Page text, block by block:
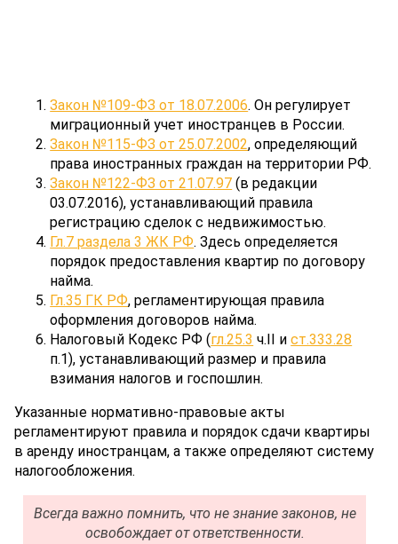
Закон №109-ФЗ от 18.07.2006. Он регулирует
миграционный учет иностранцев в России.
Закон №115-ФЗ от 25.07.2002, определяющий
права иностранных граждан на территории РФ.
Закон №122-ФЗ от 21.07.97 (в редакции
03.07.2016), устанавливающий правила
регистрацию сделок с недвижимостью.
Гл.7 раздела 3 ЖК РФ. Здесь определяется
порядок предоставления квартир по договору
найма.
Гл.35 ГК РФ, регламентирующая правила
оформления договоров найма.
Налоговый Кодекс РФ (гл.25.3 ч.II ист.333.28
п.1), устанавливающий размер и правила
взимания налогов и госпошлин.
Указанные нормативно-правовые акты
регламентируют правила и порядок сдачи квартиры
в аренду иностранцам, а также определяют систему
налогообложения.
Всегда важно помнить, что не знание законов, не
освобождает от ответственности.